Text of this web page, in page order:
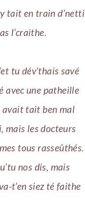
tait en train d’netti
l’craithe.
tu dév’thais savé
avec une patheille
avait tait ben mal
mais les docteurs
tous rasseûthés.
nos dis, mais
t’en siez té faithe